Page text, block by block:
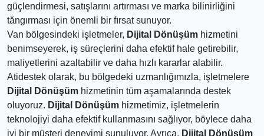
güçlendirmesi, satışlarını artırması ve marka bilinirliğini
tăngırması için önemli bir fırsat sunuyor.
Van bölgesindeki işletmeler, Dijital Dönüşüm hizmetini
benimseyerek, iş süreçlerini daha efektif hale getirebilir,
maliyetlerini azaltabilir ve daha hızlı kararlar alabilir.
Atidestek olarak, bu bölgedeki uzmanlığımızla, işletmelere
Dijital Dönüşüm hizmetinin tüm aşamalarında destek
oluyoruz. Dijital Dönüşüm hizmetimiz, işletmelerin
teknolojiyi daha efektif kullanmasını sağlıyor, böylece daha
iyi bir müşteri deneyimi sunuluyor. Ayrıca, Dijital Dönüşüm